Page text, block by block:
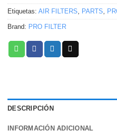
Etiquetas: AIR FILTERS PARTS
Brand: PRO FILTER
DESCRIPCIÓN
INFORMACIÓN ADICIONAL